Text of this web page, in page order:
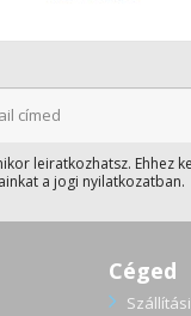
leiratkozhatsz. Ehhez
a jogi nyilatkozatban.
Céged